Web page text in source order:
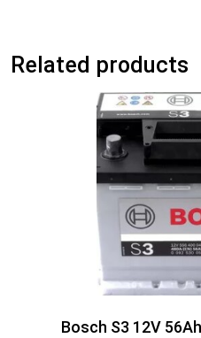
Related products
Bosch S3 12V